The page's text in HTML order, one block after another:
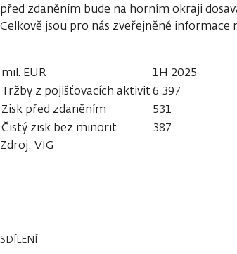
před zdaněním bude na horním okraji
Celkově jsou pro nás zveřejněné informace
mil. EUR 1H 2025
Tržby z pojišťovacích aktivit6 397
Zisk před zdaněním
531
Čistý zisk bez minorit
387
Zdroj: VIG
SDÍLENÍ